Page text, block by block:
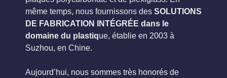
même temps, nous fournissons des SOLUTIONS
DE FABRICATION INTÉGRÉE dans le
domaine du plastique, établie en 2003 à
Suzhou, en Chine.
Aujourd’hui, nous sommes très honorés de